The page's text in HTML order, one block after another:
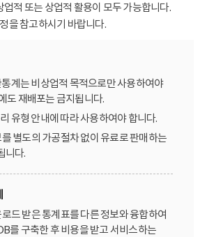
적 또는 상업적 활용이 모두 가능합니다.
을 참고하시기 바랍니다.
계는 비상업적 목적으로만 사용하여야
도 재배포는 금지됩니다.
유형 안내에 따라 사용하여야 합니다.
별도의 가공절차 없이 유료로 판매하는
니다.
드 받은 통계표를 다른 정보와 융합하여
를 구축한 후 비용을 받고 서비스하는